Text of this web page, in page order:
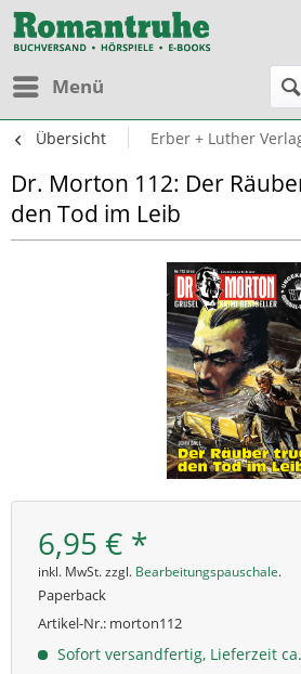
Menü
Übersicht Erber + Luther
Dr. Morton 112: Der
den Tod im Leib
6,95 € *
inkl. MwSt. zzgl. Bearbeitungspauschale.
Paperback
Artikel-Nr.: morton112
Sofort versandfertig, Lieferzeit